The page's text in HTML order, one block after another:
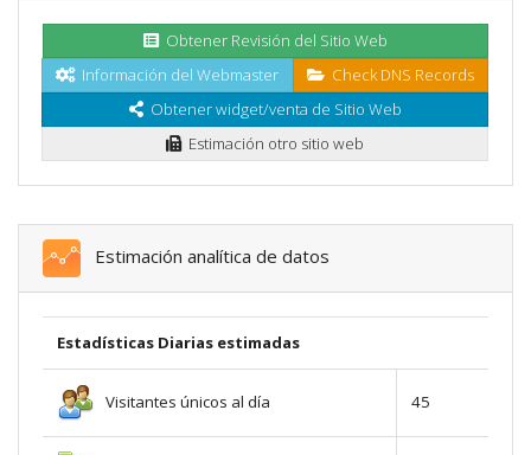
Obtener Revisión del Sitio Web
Información del Webmaster
Check DNS Records
Obtener widget/venta de Sitio Web
Estimación otro sitio web
Estimación analítica de datos
Estadísticas Diarias estimadas
Visitantes únicos al día 45